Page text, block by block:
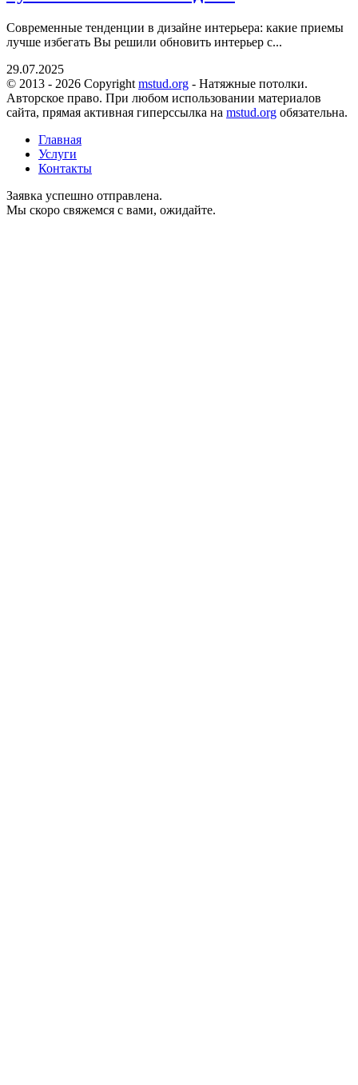
Современные тенденции в дизайне интерьера: какие приемы
лучше избегать Вы решили обновить интерьер с...
29.07.2025
© 2013 - 2026 Copyright mstud.org - Натяжные потолки.
Авторское право. При любом использовании материалов
сайта, прямая активная гиперссылка на mstud.org обязательна.
Главная
Услуги
Контакты
Заявка успешно отправлена.
Мы скоро свяжемся с вами, ожидайте.